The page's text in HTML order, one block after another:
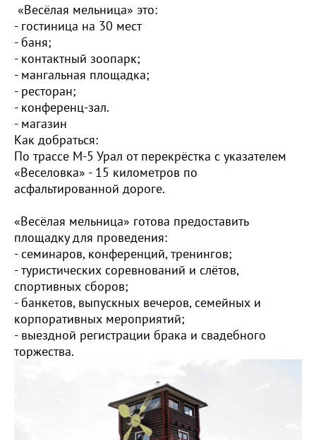
«Весёлая мельница» это:
- гостиница на 30 мест
- баня;
- контактный зоопарк;
- мангальная площадка;
- ресторан;
- конференц-зал.
- магазин
Как добраться:
По трассе М-5 Урал от перекрёстка с указателем
«Веселовка» - 15 километров по
асфальтированной дороге.
«Весёлая мельница» готова предоставить
площадку для проведения:
- семинаров, конференций, тренингов;
- туристических соревнований и слётов,
спортивных сборов;
- банкетов, выпускных вечеров, семейных и
корпоративных мероприятий;
- выездной регистрации брака и свадебного
торжества.